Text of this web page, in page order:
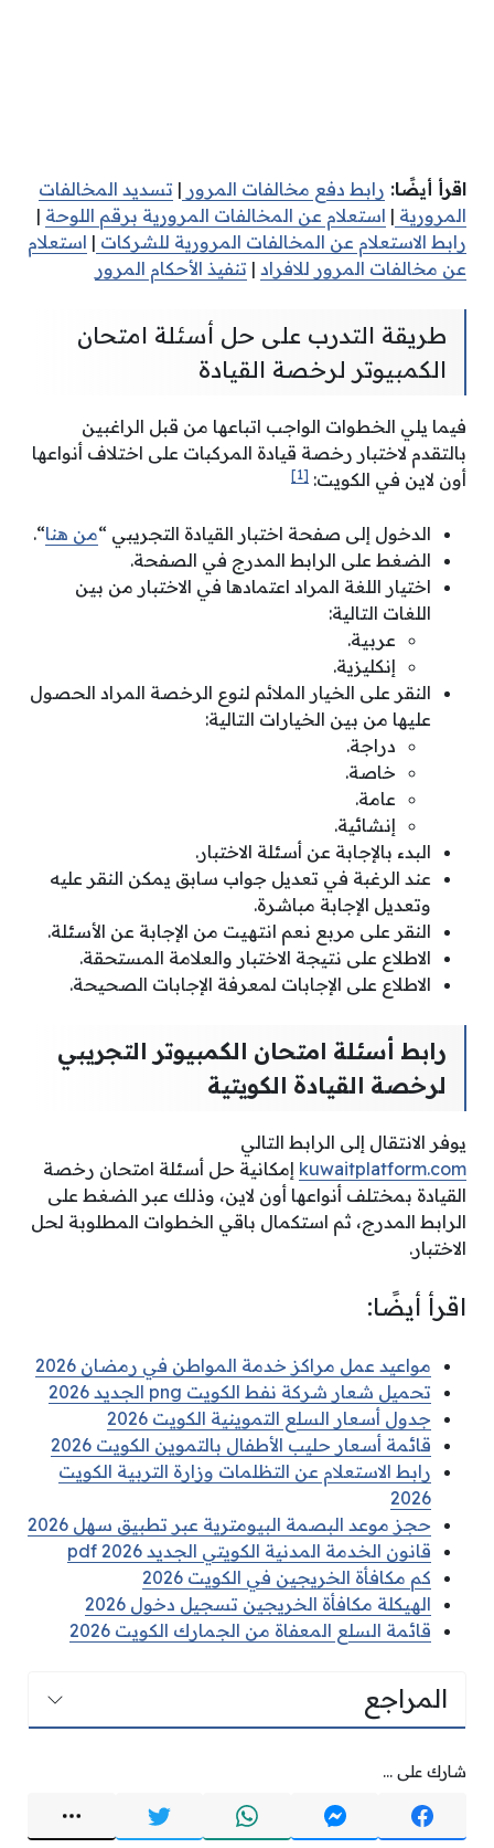
اقرأ أيضًا: رابط دفع مخالفات المرور | تسديد المخالفات
المرورية | استعلام عن المخالفات المرورية برقم اللوحة |
رابط الاستعلام عن المخالفات المرورية للشركات | استعلام
عن مخالفات المرور للافراد | تنفيذ الأحكام المرور
طريقة التدرب على حل أسئلة امتحان
الكمبيوتر لرخصة القيادة
فيما يلي الخطوات الواجب اتباعها من قبل الراغبين
بالتقدم لاختبار رخصة قيادة المركبات على اختلاف أنواعها
أون لاين في الكويت: [1]
الدخول إلى صفحة اختبار القيادة التجريبي “من هنا“.
الضغط على الرابط المدرج في الصفحة.
اختيار اللغة المراد اعتمادها في الاختبار من بين
اللغات التالية:
عربية.
إنكليزية.
النقر على الخيار الملائم لنوع الرخصة المراد الحصول
عليها من بين الخيارات التالية:
دراجة.
خاصة.
عامة.
إنشائية.
البدء بالإجابة عن أسئلة الاختبار.
عند الرغبة في تعديل جواب سابق يمكن النقر عليه
وتعديل الإجابة مباشرة.
النقر على مربع نعم انتهيت من الإجابة عن الأسئلة.
الاطلاع على نتيجة الاختبار والعلامة المستحقة.
الاطلاع على الإجابات لمعرفة الإجابات الصحيحة.
رابط أسئلة امتحان الكمبيوتر التجريبي
لرخصة القيادة الكويتية
يوفر الانتقال إلى الرابط التالي
kuwaitplatform.com إمكانية حل أسئلة امتحان رخصة
القيادة بمختلف أنواعها أون لاين، وذلك عبر الضغط على
الرابط المدرج، ثم استكمال باقي الخطوات المطلوبة لحل
الاختبار.
اقرأ أيضًا:
مواعيد عمل مراكز خدمة المواطن في رمضان 2026
تحميل شعار شركة نفط الكويت png الجديد 2026
جدول أسعار السلع التموينية الكويت 2026
قائمة أسعار حليب الأطفال بالتموين الكويت 2026
رابط الاستعلام عن التظلمات وزارة التربية الكويت
2026
حجز موعد البصمة البيومترية عبر تطبيق سهل 2026
قانون الخدمة المدنية الكويتي الجديد pdf 2026
كم مكافأة الخريجين في الكويت 2026
الهيكلة مكافأة الخريجين تسجيل دخول 2026
قائمة السلع المعفاة من الجمارك الكويت 2026
المراجع
شارك على ...